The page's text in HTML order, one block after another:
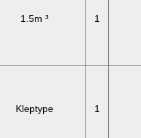
1.5m ³ 1
Kleptype 1